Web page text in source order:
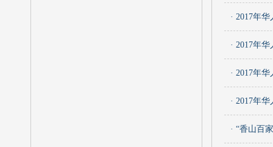
· 2017年
· 2017年
· 2017年
· 2017年
· “香山百